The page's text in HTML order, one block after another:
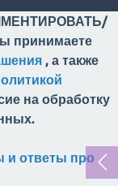
принимаете
, а также
на обработку
и ответы про